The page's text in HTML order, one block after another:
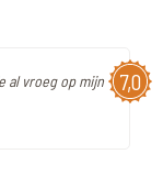
7,0
al vroeg op mijn